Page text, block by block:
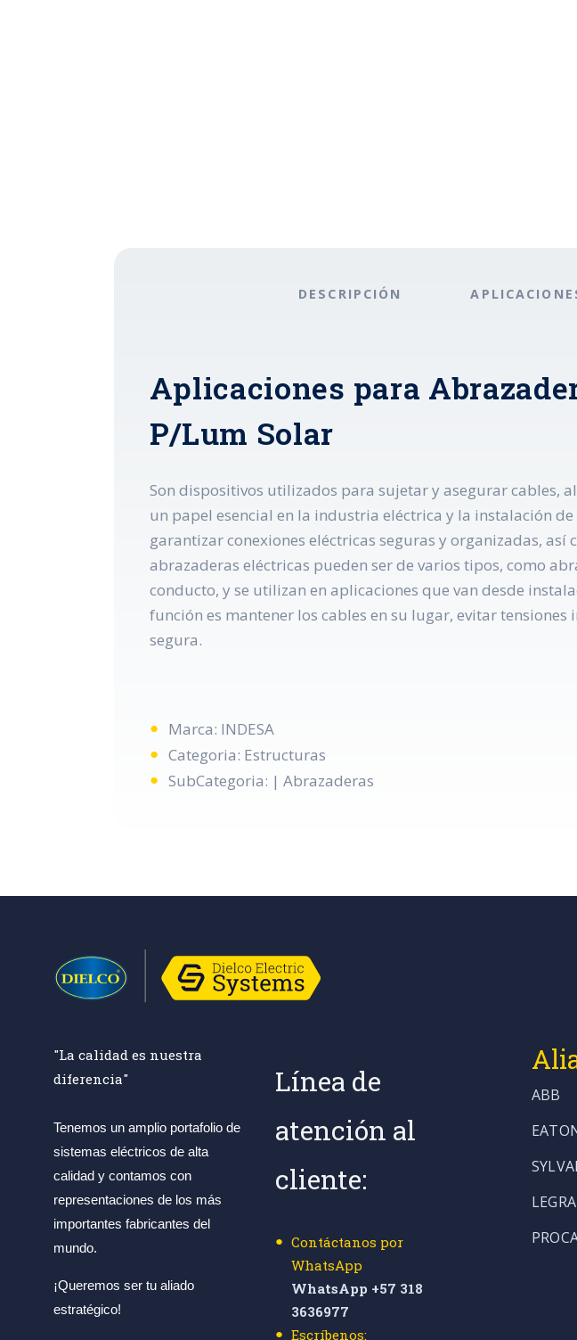
DESCRIPCIÓN
Aplicaciones para
P/Lum Solar
Son dispositivos utilizados para sujetar y asegurar cables,
un papel esencial en la industria eléctrica y la instalación
garantizar conexiones eléctricas seguras y organizadas,
abrazaderas eléctricas pueden ser de varios tipos, como
conducto, y se utilizan en aplicaciones que van desde
función es mantener los cables en su lugar, evitar
segura.
Marca: INDESA
Categoria: Estructuras
SubCategoria: | Abrazaderas
"La calidad es nuestra
diferencia"
Tenemos un amplio portafolio de
sistemas eléctricos de alta
calidad y contamos con
representaciones de los más
importantes fabricantes del
mundo.
¡Queremos ser tu aliado
estratégico!
Línea de
atención al
cliente:
Contáctanos por
WhatsApp
WhatsApp +57 318
3636977
Escríbenos:
ABB